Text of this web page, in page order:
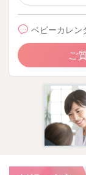
ベビーカレン
ご